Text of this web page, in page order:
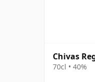
Chivas
70cl • 40%